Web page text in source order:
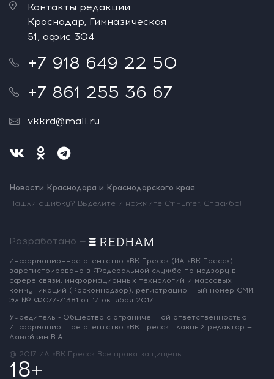
Контакты редакции:
Краснодар, Гимназическая
51, офис 304
+7 918 649 22 50
+7 861 255 36 67
vkkrd@mail.ru
Новости Краснодара и Краснодарского края
Нашли ошибку? Выделите и нажмите Ctrl+Enter. Спасибо!
Разработано —
Информационное агентство «ВК Пресс» (ИА «ВК Пресс»)
зарегистрировано в Федеральной службе по надзору в
сфере связи, информационных технологий и массовых
коммуникаций (Роскомнадзор), регистрационный номер СМИ:
Эл № ФС77-71381 от 17 октября 2017 г.
Учредитель - Общество с ограниченной ответственностью
Информационное агентство «ВК Пресс».
Главный редактор —
Ламейкин В.А.
@ 2017 ИА «ВК Пресс» Все права защищены
18+